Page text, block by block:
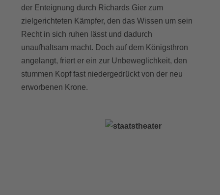
der Enteignung durch Richards Gier zum
zielgerichteten Kämpfer, den das Wissen um sein
Recht in sich ruhen lässt und dadurch
unaufhaltsam macht. Doch auf dem Königsthron
angelangt, friert er ein zur Unbeweglichkeit, den
stummen Kopf fast niedergedrückt von der neu
erworbenen Krone.